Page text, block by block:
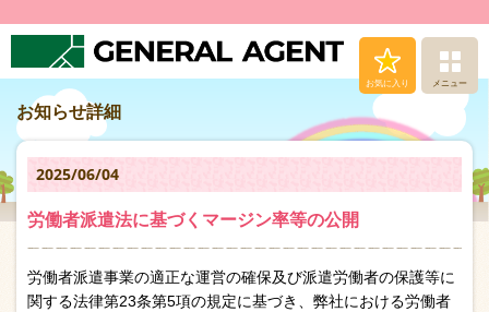
お気に入り メニュー
登録から就業まで
お知らせ詳細
2025/06/04
労働者派遣法に基づくマージン率等の公開
労働者派遣事業の適正な運営の確保及び派遣労働者の保護等に
関する法律第23条第5項の規定に基づき、弊社における労働者